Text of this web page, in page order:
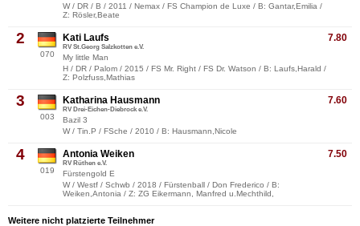
W / DR / B / 2011 / Nemax / FS Champion de Luxe / B: Gantar,Emilia /
Z: Rösler,Beate
2
070
7.80
Kati Laufs
RV St.Georg Salzkotten e.V.
My little Man
H / DR / Palom / 2015 / FS Mr. Right / FS Dr. Watson / B: Laufs,Harald /
Z: Polzfuss,Mathias
3
003
7.60
Katharina Hausmann
RV Drei-Eichen-Diebrock e.V.
Bazil 3
W / Tin.P / FSche / 2010 / B: Hausmann,Nicole
4
019
7.50
Antonia Weiken
RV Rüthen e.V.
Fürstengold E
W / Westf / Schwb / 2018 / Fürstenball / Don Frederico / B:
Weiken,Antonia / Z: ZG Eikermann, Manfred u.Mechthild,
Weitere nicht platzierte Teilnehmer